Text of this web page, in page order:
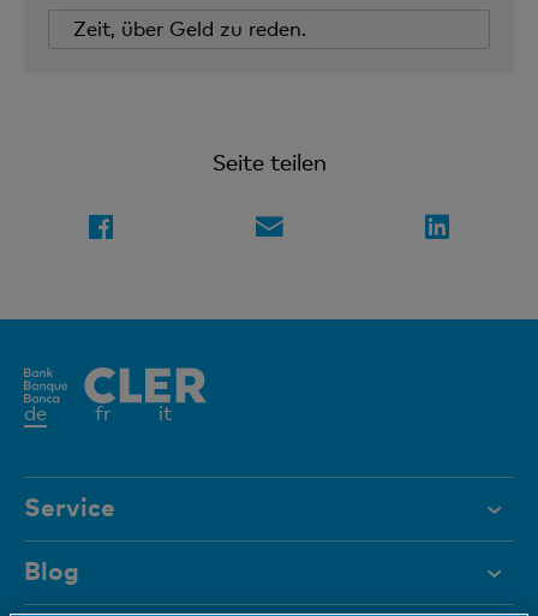
Zeit, über Geld zu reden.
Seite teilen
deAktives
fr it
Service
Hilfe & Kontakt
Dokumente
Blog